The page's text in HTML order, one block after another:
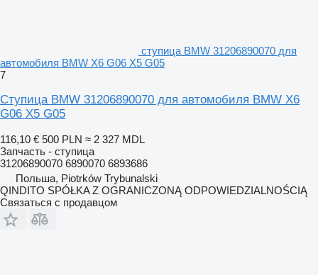
ступица BMW 31206890070 для
автомобиля BMW X6 G06 X5 G05
7
Ступица BMW 31206890070 для автомобиля BMW X6
G06 X5 G05
116,10 € 500 PLN ≈ 2 327 MDL
Запчасть - ступица
31206890070 6890070 6893686
Польша, Piotrków Trybunalski
QINDITO SPÓŁKA Z OGRANICZONĄ ODPOWIEDZIALNOŚCIĄ
Связаться с продавцом